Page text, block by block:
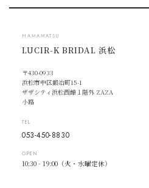
HAMAMATSU
LUCIR-K BRIDAL 浜松
〒430-0933
浜松市中区鍛冶町15-1
ザザシティ浜松西館１階外 ZAZA
小路
TEL
053-450-8830
OPEN
10:30 - 19:00（火・水曜定休）